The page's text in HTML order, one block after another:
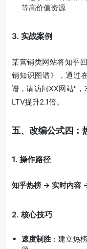
等高价值资源
3. 实战案例
某营销类网站将知乎
销知识图谱》，通过
谱，请访问XX网站"
LTV提升2.1倍。
五、改编公式四：
1. 操作路径
知乎热榜 → 实时内容
2. 核心技巧
速度制胜 ：建立热